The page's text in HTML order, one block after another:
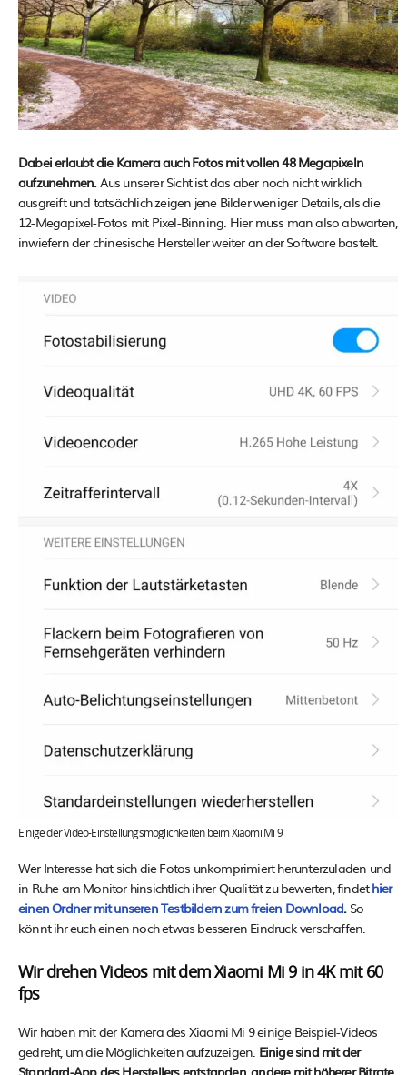
Dabei erlaubt die Kamera auch Fotos mit vollen 48 Megapixeln
aufzunehmen.Aus unserer Sicht ist das aber noch nicht wirklich
ausgreift und tatsächlich zeigen jene Bilder weniger Details, als die
12-Megapixel-Fotos mit Pixel-Binning. Hier muss man also abwarten,
inwiefern der chinesische Hersteller weiter an der Software bastelt.
Einige der Video-Einstellungsmöglichkeiten beim Xiaomi Mi 9
Wer Interesse hat sich die Fotos unkomprimiert herunterzuladen und
in Ruhe am Monitor hinsichtlich ihrer Qualität zu bewerten, findethier
einen Ordner mit unseren Testbildern zum freien Download.So
könnt ihr euch einen noch etwas besseren Eindruck verschaffen.
Wir drehen Videos mit dem Xiaomi Mi 9 in 4K mit 60
fps
Wir haben mit der Kamera des Xiaomi Mi 9 einige Beispiel-Videos
gedreht, um die Möglichkeiten aufzuzeigen. Einige sind mit der